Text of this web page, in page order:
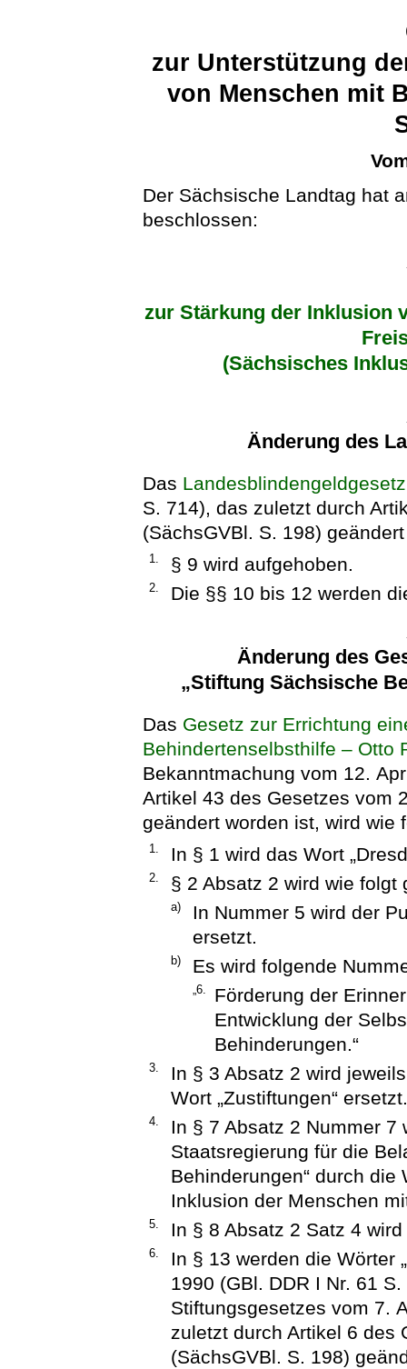
zur Unterstützung
von Menschen mit
Der Sächsische Landtag hat
beschlossen:
zur Stärkung der Inklusion
(Sächsisches
Änderung des
Das Landesblindengeldgesetz
S. 714), das zuletzt durch
(SächsGVBl. S. 198)
1. § 9 wird aufgehoben.
2. Die §§ 10 bis 12 werden
Änderung des
„Stiftung Sächsische
Das Gesetz zur Errichtung
Behindertenselbsthilfe – Otto
Bekanntmachung vom 12.
Artikel 43 des Gesetzes vom
geändert worden ist, wird wie
1. In § 1 wird das Wort
2. § 2 Absatz 2 wird wie folgt
a)
In Nummer 5 wird der
ersetzt.
b) Es wird folgende
„6.
Förderung der
Entwicklung der
Behinderungen.“
3.
In § 3 Absatz 2 wird
Wort „Zustiftungen“ ersetzt.
4.
In § 7 Absatz 2 Nummer 7
Staatsregierung für die
Behinderungen“ durch die
Inklusion der Menschen
5. In § 8 Absatz 2 Satz 4
6.
In § 13 werden die Wörter
1990 (GBl. DDR I Nr. 61
Stiftungsgesetzes vom 7.
zuletzt durch Artikel 6 des
(SächsGVBl. S. 198)